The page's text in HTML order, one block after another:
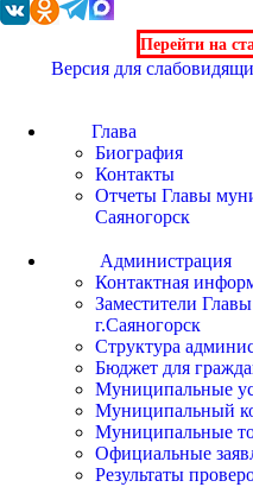
Перейти на
Версия для
Глава
Биография
Контакты
Отчеты Главы
Саяногорск
Администрация
Контактная
Заместители
г.Саяногорск
Структура
Бюджет для
Муниципальные
Муниципальный
Муниципальные
Официальные
Результаты